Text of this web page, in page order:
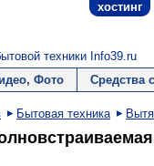
хостинг
техники Info39.ru
Фото Средства
Бытовая техника